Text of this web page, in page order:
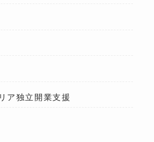
ア独立開業支援